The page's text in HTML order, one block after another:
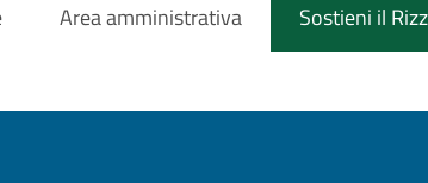
Area amministrativa Sostieni il